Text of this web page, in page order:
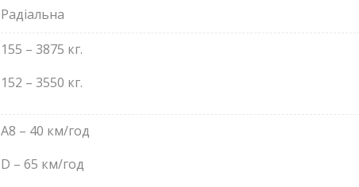
Радіальна
155 – 3875 кг.
152 – 3550 кг.
A8 – 40 км/год
D – 65 км/год